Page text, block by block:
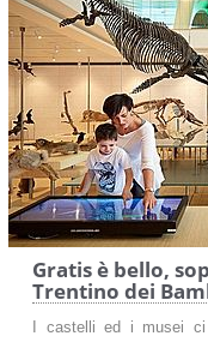
Gratis è bello,
Trentino dei
I castelli ed i musei